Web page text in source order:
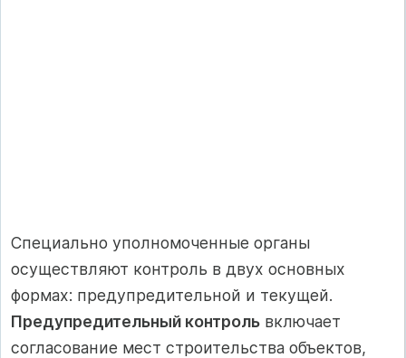
Специально уполномоченные органы
осуществляют контроль в двух основных
формах: предупредительной и текущей.
Предупредительный контроль включает
согласование мест строительства объектов,